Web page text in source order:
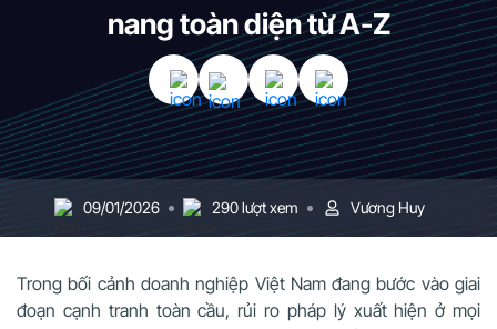
nang toàn diện từ A-Z
09/01/2026 290 lượt xem Vương Huy
Trong bối cảnh doanh nghiệp Việt Nam đang bước vào giai
đoạn cạnh tranh toàn cầu, rủi ro pháp lý xuất hiện ở mọi